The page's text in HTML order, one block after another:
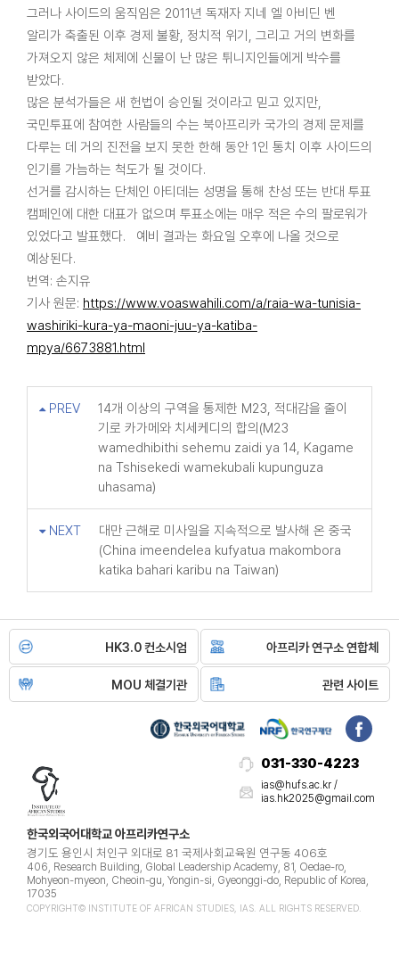
그러나 사이드의 움직임은 2011년 독재자 지네 엘 아비딘 벤
알리가 축출된 이후 경제 불황, 정치적 위기, 그리고 거의 변화를
가져오지 않은 체제에 신물이 난 많은 튀니지인들에게 박수를
받았다.
많은 분석가들은 새 헌법이 승인될 것이라고 믿고 있지만,
국민투표에 참여한 사람들의 수는 북아프리카 국가의 경제 문제를
다루는 데 거의 진전을 보지 못한 한해 동안 1인 통치 이후 사이드의
인기를 가늠하는 척도가 될 것이다.
선거를 감시하는 단체인 아티데는 성명을 통해 찬성 또는 반대 투표
캠페인에 대한 대표가 없으며 투표소에는 매우 적은 수의 팔로워가
있었다고 발표했다. 예비 결과는 화요일 오후에 나올 것으로
예상된다.
번역: 손지유
기사 원문: https://www.voaswahili.com/a/raia-wa-tunisia-
washiriki-kura-ya-maoni-juu-ya-katiba-
mpya/6673881.html
PREV
14개 이상의 구역을 통제한 M23, 적대감을 줄이
기로 카가메와 치세케디의 합의(M23
wamedhibithi sehemu zaidi ya 14, Kagame
na Tshisekedi wamekubali kupunguza
uhasama)
NEXT
대만 근해로 미사일을 지속적으로 발사해 온 중국
(China imeendelea kufyatua makombora
katika bahari karibu na Taiwan)
HK3.0 컨소시엄 아프리카 연구소 연합체
MOU 체결기관 관련 사이트
한국외국어대학교 아프리카연구소
경기도 용인시 처인구 외대로 81 국제사회교육원 연구동 406호
406, Research Building, Global Leadership Academy, 81, Oedae-ro,
Mohyeon-myeon, Cheoin-gu, Yongin-si, Gyeonggi-do, Republic of Korea,
17035
COPYRIGHT© INSTITUTE OF AFRICAN STUDIES, IAS. ALL RIGHTS RESERVED.
031-330-4223​
​​ias@hufs.ac.kr /
ias.hk2025@gmail.com